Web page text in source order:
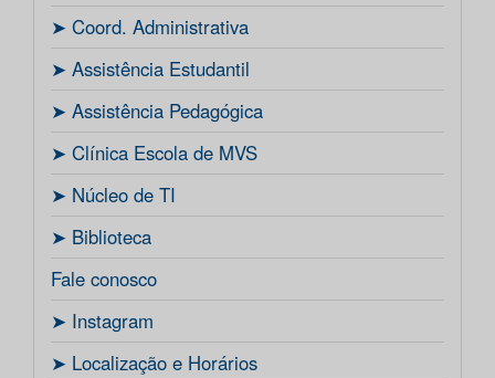
ㅤ➤ Coord. Administrativa
ㅤ➤ Assistência Estudantil
ㅤ➤ Assistência Pedagógica
ㅤ➤ Clínica Escola de MVS
ㅤ➤ Núcleo de TI
ㅤ➤ Biblioteca
Fale conosco
ㅤ➤ Instagram
ㅤ➤ Localização e Horários